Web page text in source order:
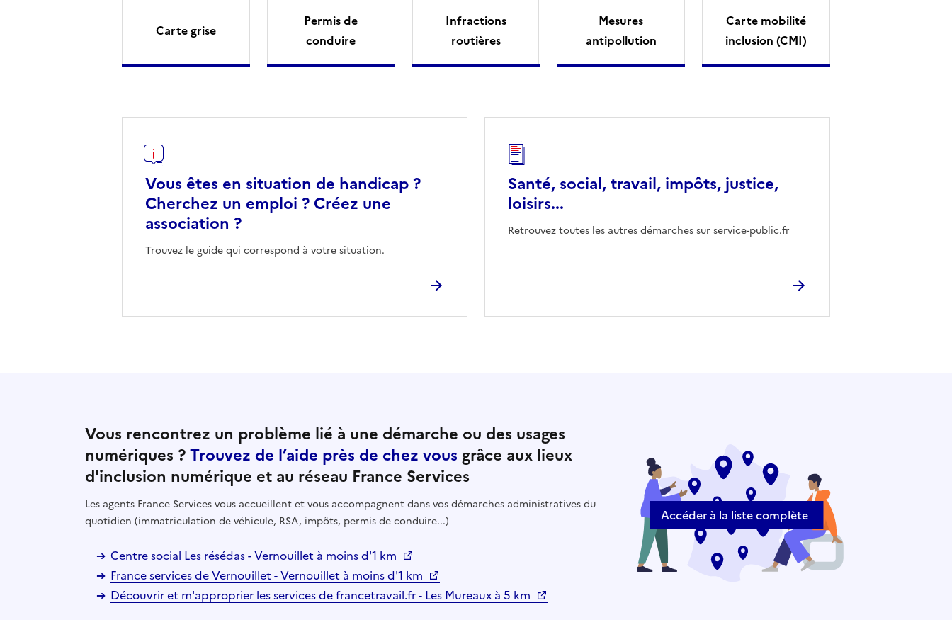
Carte grise
Permis de
conduire
Infractions
routières
Mesures
antipollution
Carte mobilité
inclusion (CMI)
Vous êtes en situation de handicap ?
Cherchez un emploi ? Créez une
association ?
Trouvez le guide qui correspond à votre situation.
Santé, social, travail, impôts, justice,
loisirs...
Retrouvez toutes les autres démarches sur service-public.fr
Vous rencontrez un problème lié à une démarche ou des usages
numériques ?Trouvez de l’aide près de chez vous grâce aux lieux
d'inclusion numérique et au réseau France Services
Les agents France Services vous accueillent et vous accompagnent dans vos démarches administratives du
quotidien (immatriculation de véhicule, RSA, impôts, permis de conduire...)
Centre social Les résédas - Vernouillet à moins d'1 km
France services de Vernouillet - Vernouillet à moins d'1 km
Découvrir et m'approprier les services de francetravail.fr - Les Mureaux à 5 km
Accéder à la liste complète